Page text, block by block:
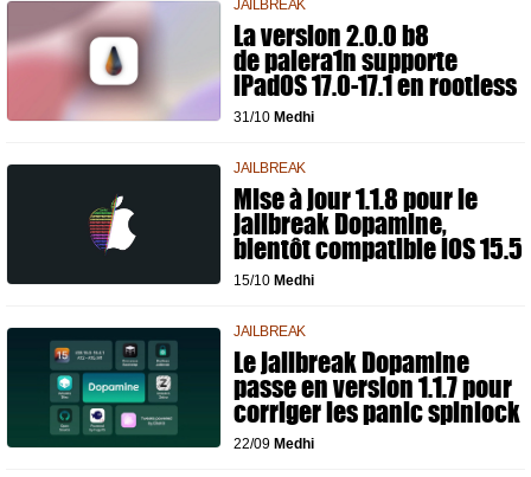
JAILBREAK
La version 2.0.0 b8
de palera1n supporte
iPadOS 17.0-17.1 en rootless
31/10 Medhi
JAILBREAK
Mise à jour 1.1.8 pour le
jailbreak Dopamine,
bientôt compatible iOS 15.5
15/10 Medhi
JAILBREAK
Le jailbreak Dopamine
passe en version 1.1.7 pour
corriger les panic spinlock
22/09 Medhi